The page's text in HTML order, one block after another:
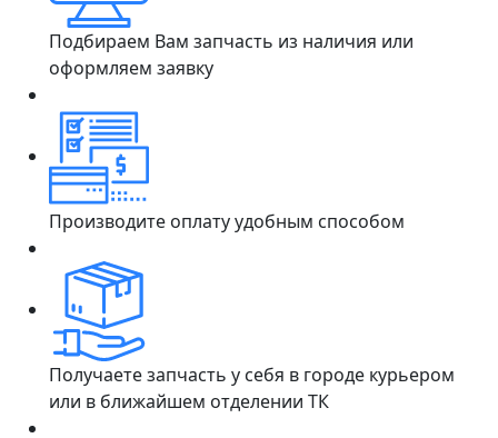
Подбираем Вам запчасть из наличия или
оформляем заявку
Производите оплату удобным способом
Получаете запчасть у себя в городе курьером
или в ближайшем отделении ТК